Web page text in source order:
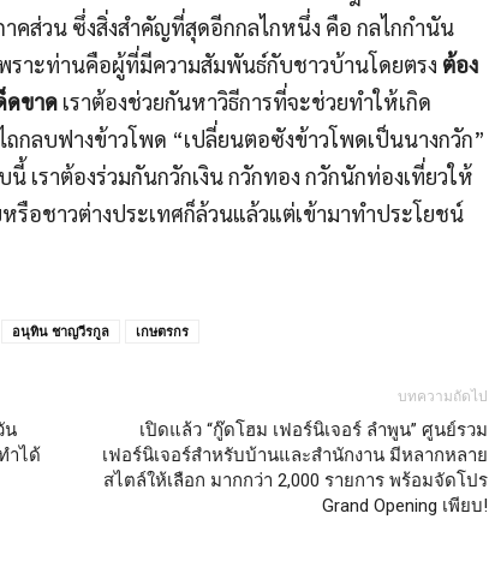
คส่วน ซึ่งสิ่งสำคัญที่สุดอีกกลไกหนึ่ง คือ กลไกกำนัน
ราะท่านคือผู้ที่มีความสัมพันธ์กับชาวบ้านโดยตรง ต้อง
ดขาด เราต้องช่วยกันหาวิธีการที่จะช่วยทำให้เกิด
กลบฟางข้าวโพด “เปลี่ยนตอซังข้าวโพดเป็นนางกวัก”
เราต้องร่วมกันกวักเงิน กวักทอง กวักนักท่องเที่ยวให้
รือชาวต่างประเทศก็ล้วนแล้วแต่เข้ามาทำประโยชน์
อนุทิน ชาญวีรกูล เกษตรกร
น
ำได้
บทความถัดไป
เปิดแล้ว “กู๊ดโฮม เฟอร์นิเจอร์ ลำพูน” ศูนย์รวม
เฟอร์นิเจอร์สำหรับบ้านและสำนักงาน มีหลากหลาย
สไตล์ให้เลือก มากกว่า 2,000 รายการ พร้อมจัดโปร
Grand Opening เพียบ!